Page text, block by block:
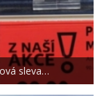
sleva…